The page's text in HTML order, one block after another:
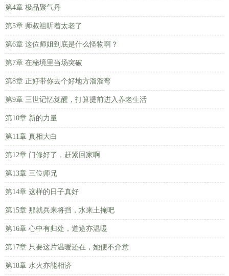
第4章 极品聚气丹
第5章 师叔祖听着太老了
第6章 这位师姐到底是什么怪物啊？
第7章 在秘境里当场突破
第8章 正好带你去个好地方溜溜弯
第9章 三世记忆觉醒，打算提前进入养老生活
第10章 新的力量
第11章 真相大白
第12章 门修好了，赶紧回家啊
第13章 三位师兄
第14章 这样的日子真好
第15章 那就兵来将挡，水来土掩吧
第16章 心中有归处，道途亦温暖
第17章 只要这片温暖还在，她便不介意
第18章 水火亦能相济